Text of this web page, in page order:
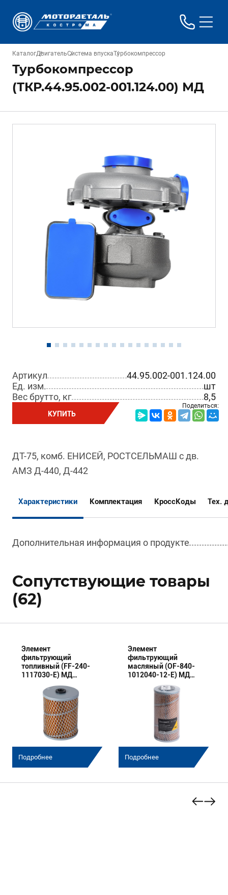
КаталогДвигательСистема впускаТурбокомпрессор
Турбокомпрессор
(ТКР.44.95.002-001.124.00) МД
Артикул
44.95.002-001.124.00
Ед. изм.
шт
Вес брутто, кг
8,5
КУПИТЬ
Поделиться:
ДТ-75, комб. ЕНИСЕЙ, РОСТСЕЛЬМАШ с дв.
АМЗ Д-440, Д-442
Характеристики Комплектация КроссКоды Тех.
Дополнительная информация о продукте
Сопутствующие товары
(62)
Элемент
фильтрующий
топливный (FF-240-
1117030-E) МД
Подробнее
Элемент
фильтрующий
масляный (OF-840-
1012040-12-E) МД
(Эксперт)
Подробнее